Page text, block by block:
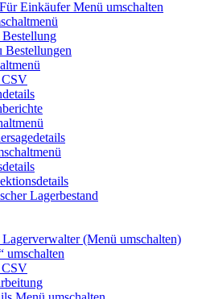
EinkäuferMenü umschalten
Bestellungen
CSV
Lagerbestand
(Menü umschalten)
umschalten
CSV